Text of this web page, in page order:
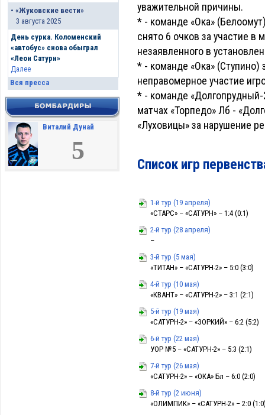
• «Жуковские вести»
3 августа 2025
День сурка. Коломенский
«автобус» снова обыграл
«Леон Сатурн»
Далее
Вся пресса
Виталий Дунай
5
уважительной причины.
* - команде «Ока»
снято 6 очков за участие в
незаявленного в
* - команде «Ока» (Ступино)
неправомерное участие
* - команде
матчах «Торпедо» Лб -
«Луховицы» за нарушение
Список игр
1-й тур (19 апреля)
«СТАРС» – «САТУРН» – 1:4 (0:1)
2-й тур (28 апреля)
–
3-й тур (5 мая)
«ТИТАН» – «САТУРН-2» – 5:0 (3:0)
4-й тур (10 мая)
«КВАНТ» – «САТУРН-2» – 3:1 (2:1)
5-й тур (19 мая)
«САТУРН-2» – «ЗОРКИЙ» – 6:2 (5:2)
6-й тур (22 мая)
УОР №5 – «САТУРН-2» – 5:3 (2:1)
7-й тур (26 мая)
«САТУРН-2» – «ОКА» Бл – 6:0 (2:0)
8-й тур (2 июня)
«ОЛИМПИК» – «САТУРН-2» – 2:0